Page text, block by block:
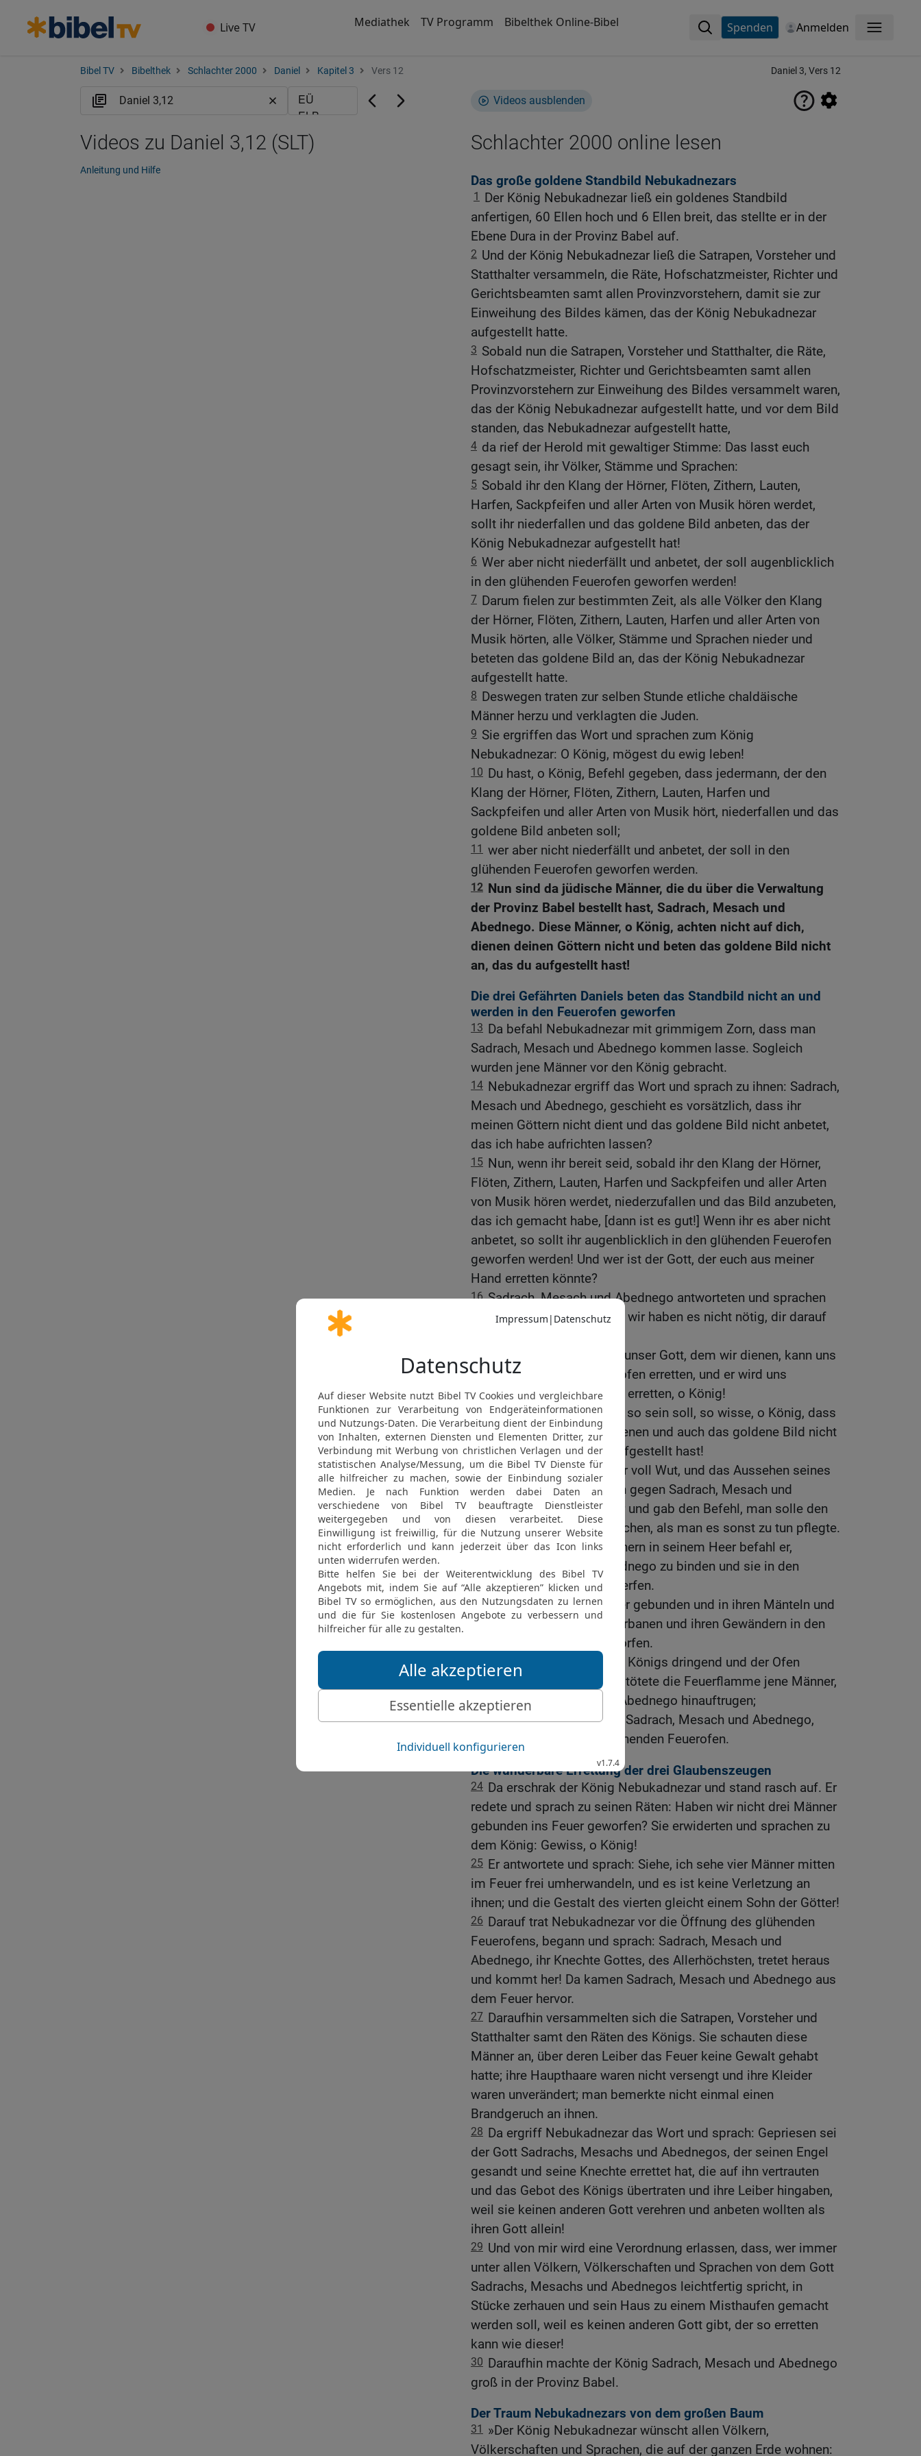
Live TV Mediathek TV Programm Bibelthek Online-Bibel Spenden Anmelden Menü
Bibel TV Bibelthek Schlachter 2000 Daniel Kapitel 3 Vers 12 Daniel 3, Vers 12
Videos ausblenden
Schlachter 2000 online lesen
Das große goldene Standbild Nebukadnezars
1
Der König Nebukadnezar ließ ein goldenes Standbild
anfertigen, 60 Ellen hoch und 6 Ellen breit, das stellte er in der
Ebene Dura in der Provinz Babel auf.
2 Und der König Nebukadnezar ließ die Satrapen, Vorsteher und
Statthalter versammeln, die Räte, Hofschatzmeister, Richter und
Gerichtsbeamten samt allen Provinzvorstehern, damit sie zur
Einweihung des Bildes kämen, das der König Nebukadnezar
aufgestellt hatte.
3 Sobald nun die Satrapen, Vorsteher und Statthalter, die Räte,
Hofschatzmeister, Richter und Gerichtsbeamten samt allen
Provinzvorstehern zur Einweihung des Bildes versammelt waren,
das der König Nebukadnezar aufgestellt hatte, und vor dem Bild
standen, das Nebukadnezar aufgestellt hatte,
4 da rief der Herold mit gewaltiger Stimme: Das lasst euch
gesagt sein, ihr Völker, Stämme und Sprachen:
5 Sobald ihr den Klang der Hörner, Flöten, Zithern, Lauten,
Harfen, Sackpfeifen und aller Arten von Musik hören werdet,
sollt ihr niederfallen und das goldene Bild anbeten, das der
König Nebukadnezar aufgestellt hat!
6 Wer aber nicht niederfällt und anbetet, der soll augenblicklich
in den glühenden Feuerofen geworfen werden!
7 Darum fielen zur bestimmten Zeit, als alle Völker den Klang
der Hörner, Flöten, Zithern, Lauten, Harfen und aller Arten von
Musik hörten, alle Völker, Stämme und Sprachen nieder und
beteten das goldene Bild an, das der König Nebukadnezar
aufgestellt hatte.
8 Deswegen traten zur selben Stunde etliche chaldäische
Männer herzu und verklagten die Juden.
9 Sie ergriffen das Wort und sprachen zum König
Nebukadnezar: O König, mögest du ewig leben!
10 Du hast, o König, Befehl gegeben, dass jedermann, der den
Klang der Hörner, Flöten, Zithern, Lauten, Harfen und
Sackpfeifen und aller Arten von Musik hört, niederfallen und das
goldene Bild anbeten soll;
11 wer aber nicht niederfällt und anbetet, der soll in den
glühenden Feuerofen geworfen werden.
12 Nun sind da jüdische Männer, die du über die Verwaltung
der Provinz Babel bestellt hast, Sadrach, Mesach und
Abednego. Diese Männer, o König, achten nicht auf dich,
dienen deinen Göttern nicht und beten das goldene Bild nicht
an, das du aufgestellt hast!
Die drei Gefährten Daniels beten das Standbild nicht an und
werden in den Feuerofen geworfen
13 Da befahl Nebukadnezar mit grimmigem Zorn, dass man
Sadrach, Mesach und Abednego kommen lasse. Sogleich
wurden jene Männer vor den König gebracht.
14 Nebukadnezar ergriff das Wort und sprach zu ihnen: Sadrach,
Mesach und Abednego, geschieht es vorsätzlich, dass ihr
meinen Göttern nicht dient und das goldene Bild nicht anbetet,
das ich habe aufrichten lassen?
15 Nun, wenn ihr bereit seid, sobald ihr den Klang der Hörner,
Flöten, Zithern, Lauten, Harfen und Sackpfeifen und aller Arten
von Musik hören werdet, niederzufallen und das Bild anzubeten,
das ich gemacht habe, [dann ist es gut!] Wenn ihr es aber nicht
anbetet, so sollt ihr augenblicklich in den glühenden Feuerofen
geworfen werden! Und wer ist der Gott, der euch aus meiner
Hand erretten könnte?
16 Sadrach, Mesach und Abednego antworteten und sprachen
zum König: Nebukadnezar, wir haben es nicht nötig, dir darauf
Wenn es so sein soll — unser Gott, dem wir dienen, kann uns
aus dem glühenden Feuerofen erretten, und er wird uns
bestimmt aus deiner Hand erretten, o König!
18
Und auch wenn es nicht so sein soll, so wisse, o König, dass
wir deinen Göttern nicht dienen und auch das goldene Bild nicht
anbeten werden, das du aufgestellt hast!
19 Da wurde Nebukadnezar voll Wut, und das Aussehen seines
Angesichts veränderte sich gegen Sadrach, Mesach und
Abednego; [dann] redete er und gab den Befehl, man solle den
Ofen siebenmal heißer machen, als man es sonst zu tun pflegte.
20 Und den stärksten Männern in seinem Heer befahl er,
Sadrach, Mesach und Abednego zu binden und sie in den
glühenden Feuerofen zu werfen.
21 Da wurden diese Männer gebunden und in ihren Mänteln und
Beinkleidern samt ihren Turbanen und ihren Gewändern in den
glühenden Feuerofen geworfen.
Weil nun der Befehl des Königs dringend und der Ofen
übermäßig geheizt war, so tötete die Feuerflamme jene Männer,
die Sadrach, Mesach und Abednego hinauftrugen;
23 diese drei Männer aber, Sadrach, Mesach und Abednego,
fielen gebunden in den glühenden Feuerofen.
Die wunderbare Errettung der drei Glaubenszeugen
24 Da erschrak der König Nebukadnezar und stand rasch auf. Er
redete und sprach zu seinen Räten: Haben wir nicht drei Männer
gebunden ins Feuer geworfen? Sie erwiderten und sprachen zu
dem König: Gewiss, o König!
25 Er antwortete und sprach: Siehe, ich sehe vier Männer mitten
im Feuer frei umherwandeln, und es ist keine Verletzung an
ihnen; und die Gestalt des vierten gleicht einem Sohn der Götter!
26 Darauf trat Nebukadnezar vor die Öffnung des glühenden
Feuerofens, begann und sprach: Sadrach, Mesach und
Abednego, ihr Knechte Gottes, des Allerhöchsten, tretet heraus
und kommt her! Da kamen Sadrach, Mesach und Abednego aus
dem Feuer hervor.
27 Daraufhin versammelten sich die Satrapen, Vorsteher und
Statthalter samt den Räten des Königs. Sie schauten diese
Männer an, über deren Leiber das Feuer keine Gewalt gehabt
hatte; ihre Haupthaare waren nicht versengt und ihre Kleider
waren unverändert; man bemerkte nicht einmal einen
Brandgeruch an ihnen.
28 Da ergriff Nebukadnezar das Wort und sprach: Gepriesen sei
der Gott Sadrachs, Mesachs und Abednegos, der seinen Engel
gesandt und seine Knechte errettet hat, die auf ihn vertrauten
und das Gebot des Königs übertraten und ihre Leiber hingaben,
weil sie keinen anderen Gott verehren und anbeten wollten als
ihren Gott allein!
29 Und von mir wird eine Verordnung erlassen, dass, wer immer
unter allen Völkern, Völkerschaften und Sprachen von dem Gott
Sadrachs, Mesachs und Abednegos leichtfertig spricht, in
Stücke zerhauen und sein Haus zu einem Misthaufen gemacht
werden soll, weil es keinen anderen Gott gibt, der so erretten
kann wie dieser!
30 Daraufhin machte der König Sadrach, Mesach und Abednego
groß in der Provinz Babel.
Der Traum Nebukadnezars von dem großen Baum
31 »Der König Nebukadnezar wünscht allen Völkern,
Völkerschaften und Sprachen, die auf der ganzen Erde wohnen:
Videos zu Daniel 3,12 (SLT)
Anleitung und Hilfe